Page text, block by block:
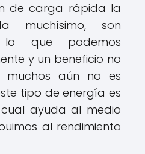
de carga rápida la
muchísimo, son
que podemos
y un beneficio no
aún no es
tipo de energía es
ayuda al medio
al rendimiento